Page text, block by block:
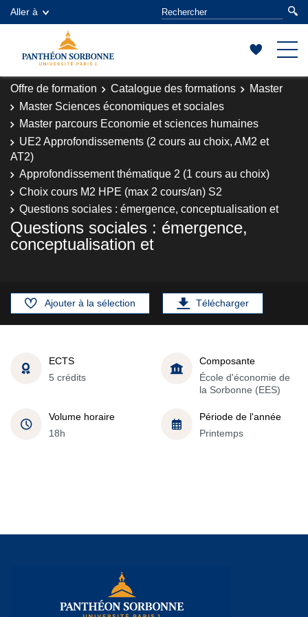
Aller à
Offre de formation Catalogue des formations
Master
Master Sciences économiques et sociales
Master parcours Economie et sciences humaines
UE2 Approfondissements (2 cours au choix, AM2 et
AT2)
Approfondissement thématique 2 (1 cours au choix)
Choix cours M2 HPE (max 2 cours/an) S2
Questions sociales : émergence, conceptualisation et
Questions sociales : émergence,
conceptualisation et
Ajouter à la sélection Télécharger
ECTS
5 crédits
Composante
École d'économie de
la Sorbonne (EES)
Volume horaire
18h
Période de l'année
Printemps